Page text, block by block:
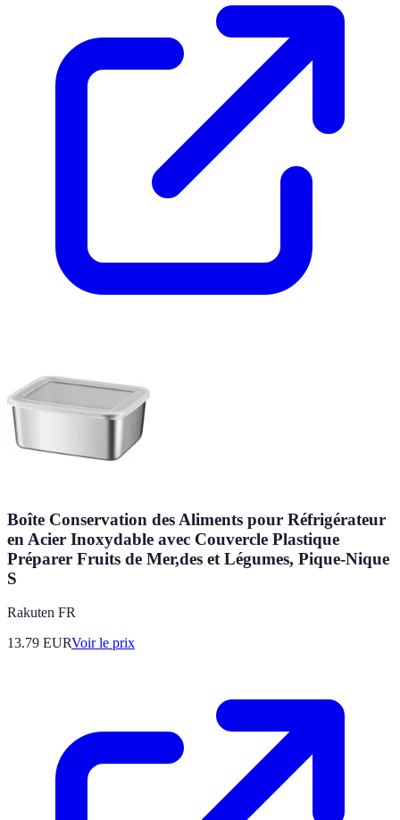
Boîte Conservation des Aliments pour Réfrigérateur
en Acier Inoxydable avec Couvercle Plastique
Préparer Fruits de Mer,des et Légumes, Pique-Nique
S
Rakuten FR
13.79 EURVoir le prix